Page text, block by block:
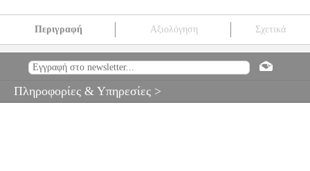
Περιγραφή Αξιολόγηση Σχετικά
MSC.608346 ΦΙΛΙΠΠΟΣ ΝΑΚΑΣ
ΦΙΛΙΠΠΟΣ ΝΑΚΑΣ
ΔΗΜΗΤΡΗΣ- ΣΥΜΦΩΝΙΑ ΑΡΙΘ. 5
Πληροφορίες & Υπηρεσίες >